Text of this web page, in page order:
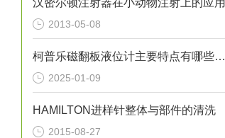
汉密尔顿注射器在小动物注射上的应用
2013-05-08
柯普乐磁翻板液位计主要特点有哪些呢？
2025-01-09
HAMILTON进样针整体与部件的清洗
2015-08-27